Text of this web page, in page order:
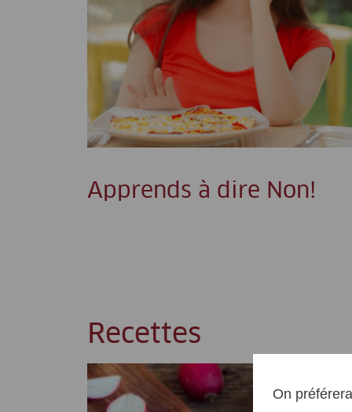
Apprends à dire Non!
Recettes
On